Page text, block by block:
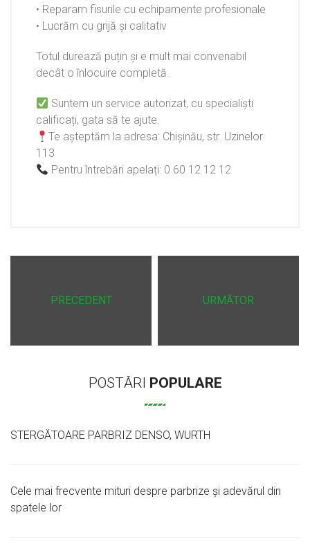
• Reparam fisurile cu echipamente profesionale
• Lucrăm cu grijă și calitativ
Totul durează puțin și e mult mai convenabil
decât o înlocuire completă.
Suntem un service autorizat, cu specialiști
calificați, gata să te ajute.
Te așteptăm la adresa: Chișinău, str. Uzinelor
113
Pentru întrebări apelați: 0 60 12 12 12
PRECEDENT URMĂTOR
POSTĂRI POPULARE
STERGĂTOARE PARBRIZ DENSO, WURTH
Cele mai frecvente mituri despre parbrize și adevărul din
spatele lor